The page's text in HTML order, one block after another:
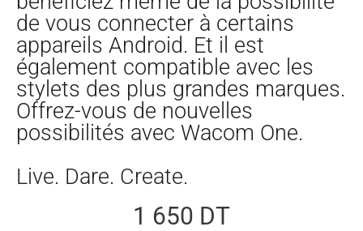
de vous connecter à certains
appareils Android. Et il est
également compatible avec les
stylets des plus grandes marques.
Offrez-vous de nouvelles
possibilités avec Wacom One.
Live. Dare. Create.
1 650 DT